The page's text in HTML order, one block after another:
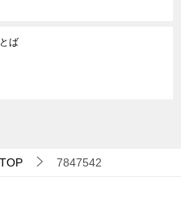
ば
TOP 7847542